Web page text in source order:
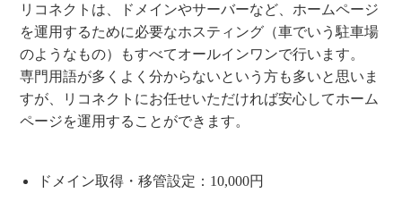
リコネクトは、ドメインやサーバーなど、ホームページ
を運用するために必要なホスティング（車でいう駐車場
のようなもの）もすべてオールインワンで行います。
専門用語が多くよく分からないという方も多いと思いま
すが、リコネクトにお任せいただければ安心してホーム
ページを運用することができます。
ドメイン取得・移管設定：10,000円